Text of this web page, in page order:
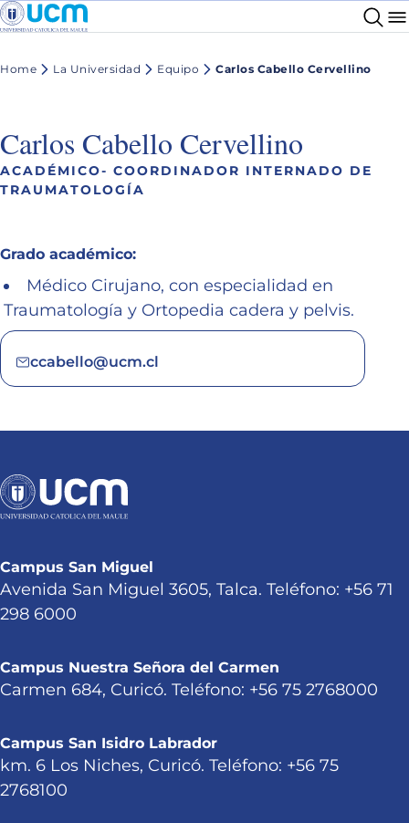
Home La Universidad Equipo Carlos Cabello Cervellino
Carlos Cabello Cervellino
ACADÉMICO- COORDINADOR INTERNADO DE
TRAUMATOLOGÍA
Grado académico:
Médico Cirujano, con especialidad en
Traumatología y Ortopedia cadera y pelvis.
ccabello@ucm.cl
Campus San Miguel
Avenida San Miguel 3605, Talca. Teléfono: +56 71
298 6000
Campus Nuestra Señora del Carmen
Carmen 684, Curicó. Teléfono: +56 75 2768000
Campus San Isidro Labrador
km. 6 Los Niches, Curicó. Teléfono: +56 75
2768100